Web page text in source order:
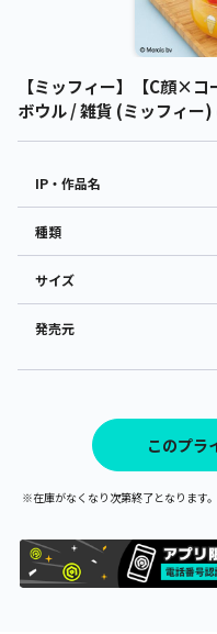
【ミッフィー】【C顔×
ボウル / 雑貨 (ミッフィー)
IP・作品名
種類
サイズ
発売元
このプラ
※在庫がなくなり次第終了となります